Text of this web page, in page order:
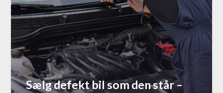
Sælg defekt bil som den står –